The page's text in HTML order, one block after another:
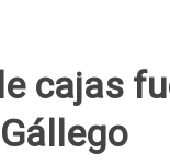
cajas